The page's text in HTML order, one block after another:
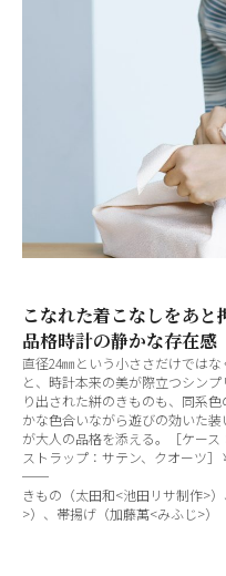
こなれた着こなしをあと
品格時計の静かな存在感
直径24㎜という小ささだけでは
と、時計本来の美が際立つシン
り出された絣のきものも、同系
かな色合いながら遊びの効いた
が大人の品格を添える。［ケース
ストラップ：サテン、クオーツ］
──
きもの（太田和<池田リサ制作>
>）、帯揚げ（加藤萬<みふじ>）